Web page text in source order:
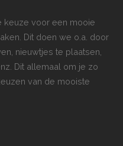
keuze voor een mooie
Dit doen we o.a. door
nieuwtjes te plaatsen,
Dit allemaal om je zo
van de mooiste